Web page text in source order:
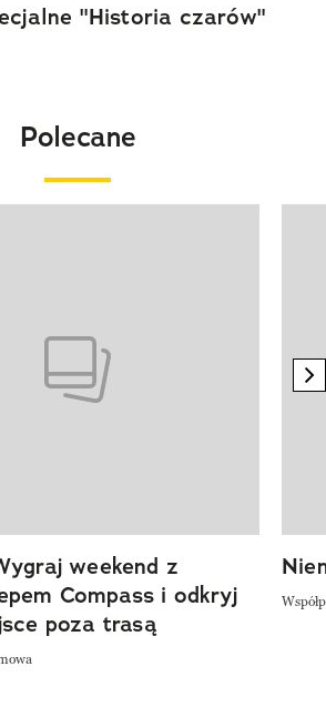
"Historia czarów"
Polecane
weekend z
Compass i odkryj
poza trasą